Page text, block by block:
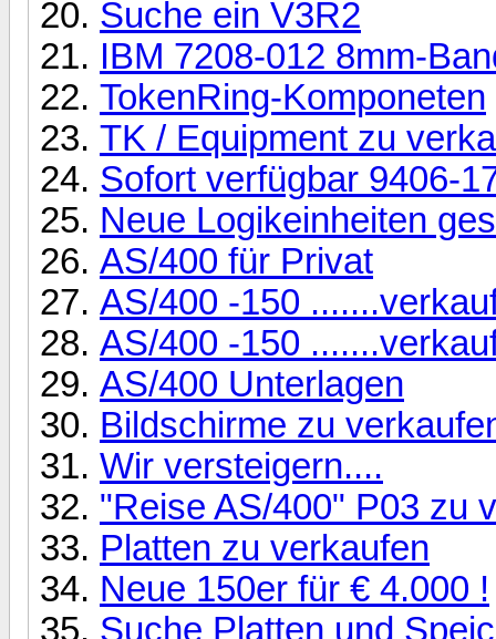
Suche ein V3R2
IBM 7208-012 8mm-
TokenRing-Komponeten
TK / Equipment zu
Sofort verfügbar 9406-
Neue Logikeinheiten
AS/400 für Privat
AS/400 -150
AS/400 -150
AS/400 Unterlagen
Bildschirme zu
Wir versteigern....
"Reise AS/400" P03 zu
Platten zu verkaufen
Neue 150er für € 4.000 !
Suche Platten und